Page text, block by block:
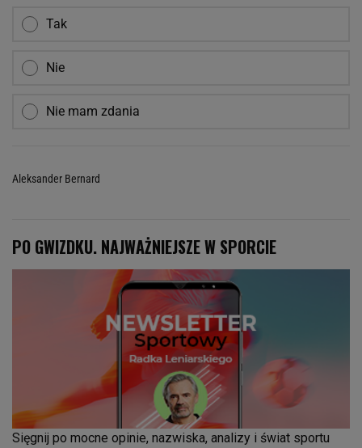
Tak
Nie
Nie mam zdania
Aleksander Bernard